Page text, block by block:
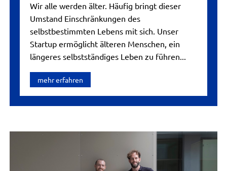
Wir alle werden älter. Häufig bringt dieser
Umstand Einschränkungen des
selbstbestimmten Lebens mit sich. Unser
Startup ermöglicht älteren Menschen, ein
längeres selbstständiges Leben zu führen...
mehr erfahren